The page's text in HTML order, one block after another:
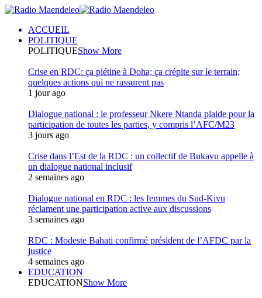
ACCUEIL
POLITIQUE
POLITIQUEShow More
Crise en RDC: ça piétine à Doha; ça crépite sur le terrain;
quelques actions qui ne rassurent pas
1 jour ago
Dialogue national : le professeur Nkere Ntanda plaide pour la
participation de toutes les parties, y compris l’AFC/M23
3 jours ago
Crise dans l’Est de la RDC : un collectif de Bukavu appelle à
un dialogue national inclusif
2 semaines ago
Dialogue national en RDC : les femmes du Sud-Kivu
réclament une participation active aux discussions
3 semaines ago
RDC : Modeste Bahati confirmé président de l’AFDC par la
justice
4 semaines ago
EDUCATION
EDUCATIONShow More